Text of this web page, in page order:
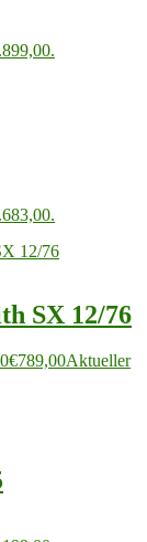
SX 12/76
€789,00Aktueller